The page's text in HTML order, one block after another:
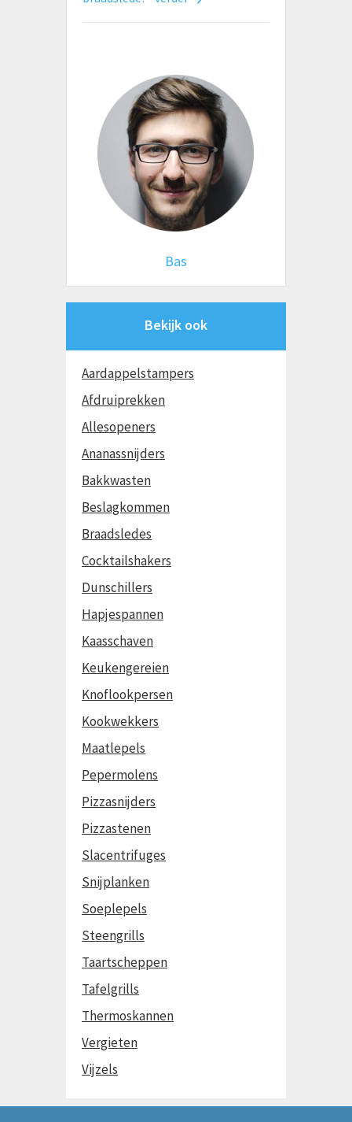
Bas
Bekijk ook
Aardappelstampers
Afdruiprekken
Allesopeners
Ananassnijders
Bakkwasten
Beslagkommen
Braadsledes
Cocktailshakers
Dunschillers
Hapjespannen
Kaasschaven
Keukengereien
Knoflookpersen
Kookwekkers
Maatlepels
Pepermolens
Pizzasnijders
Pizzastenen
Slacentrifuges
Snijplanken
Soeplepels
Steengrills
Taartscheppen
Tafelgrills
Thermoskannen
Vergieten
Vijzels